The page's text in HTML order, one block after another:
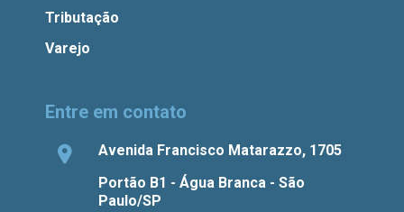
Tributação
Varejo
Entre em contato
Avenida Francisco Matarazzo, 1705
Portão B1 - Água Branca - São
Paulo/SP